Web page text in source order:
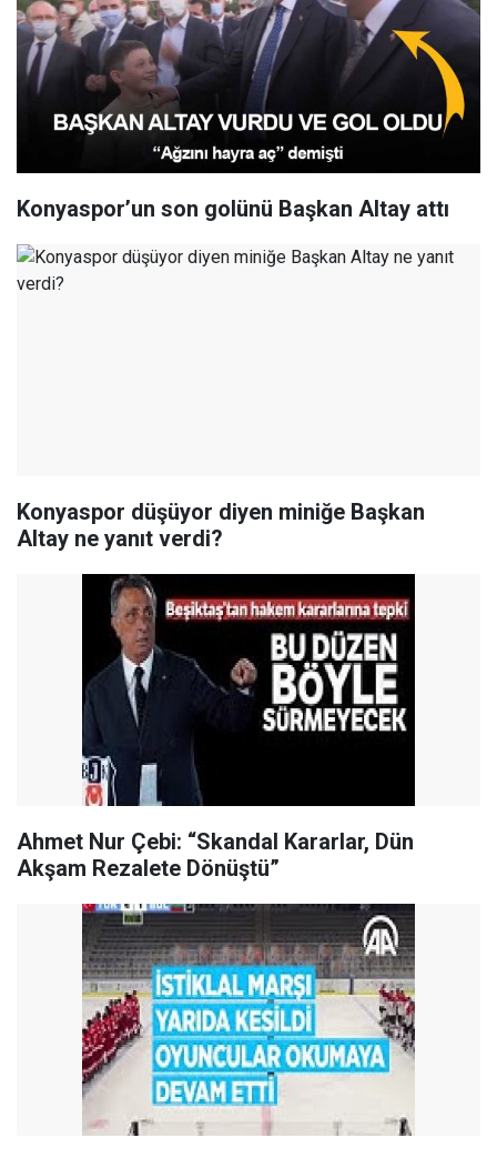
Konyaspor’un son golünü Başkan Altay attı
Konyaspor düşüyor diyen miniğe Başkan
Altay ne yanıt verdi?
Ahmet Nur Çebi: “Skandal Kararlar, Dün
Akşam Rezalete Dönüştü”